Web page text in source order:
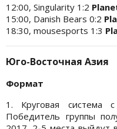
12:00, Singularity 1:2
15:00, Danish Bears 0:2
18:30, mousesports 1:3
Юго-Восточная Азия
Формат
1. Круговая система
Победитель группы